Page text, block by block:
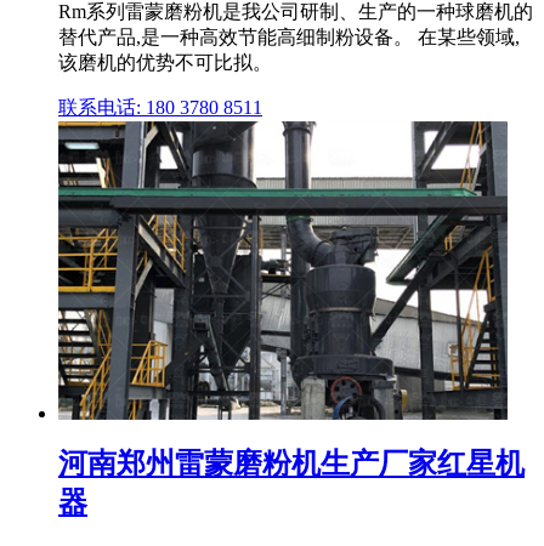
Rm系列雷蒙磨粉机是我公司研制、生产的一种球磨机的
替代产品,是一种高效节能高细制粉设备。 在某些领域,
该磨机的优势不可比拟。
联系电话: 180 3780 8511
河南郑州雷蒙磨粉机生产厂家红星机
器